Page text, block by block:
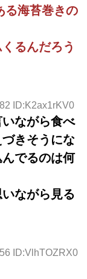
る海苔巻きの
るんだろう
ID:K2ax1rKV0
ながら食べ
きそうにな
でるのは何
ながら見る
ID:VlhTOZRX0